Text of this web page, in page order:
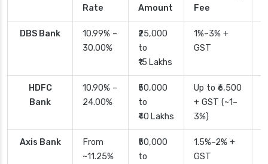
Rate
Amount
Fee
DBS Bank
10.99% –
30.00%
₹25,000
to
₹15 Lakhs
1%–3% +
GST
HDFC
Bank
10.90% –
24.00%
₹50,000
to
₹40 Lakhs
Up to ₹6,500
+ GST (~1–
3%)
Axis Bank
From
~11.25%
₹50,000
to
1.5%–2% +
GST